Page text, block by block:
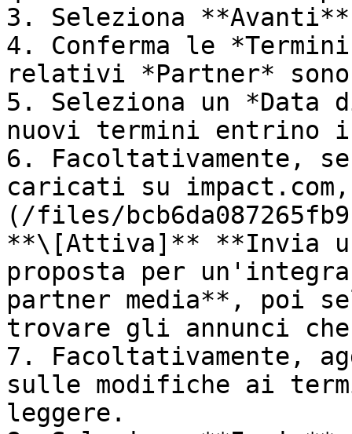
3. Seleziona
4. Conferma le
relativi *Partner*
5. Seleziona un
nuovi termini entrino
6. Facoltativamente,
caricati su
(/files/
**\[Attiva]** **Invia un
proposta per
partner media**, poi
trovare gli annunci
7. Facoltativamente,
sulle modifiche ai
leggere.